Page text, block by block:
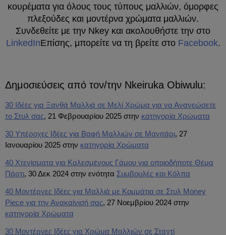
κουρέματα για όλους τους τύπους μαλλιών, όμορφες
πλεξούδες και μοντέρνα χρώματα μαλλιών.
Συνδεθείτε με την Nkey και ακολουθήστε την στο
LinkedInΕπίσης, μπορείτε να τη βρείτε στο Facebook.
Δημοσιεύσεις από τον/την Nkeiruka Obiwulu:
30 Ιδέες για Ξανθά Μαλλιά σε Μελί Χρώμα για να Ανανεώσετε
το Στυλ σας, 21 Φεβρουαρίου 2025 στην κατηγορία Χρώματα
30 Υπέροχες Ιδέες για Βαφή Μαλλιών σε Μανιτάρι, 27
Ιανουαρίου 2025 στην κατηγορία Χρώματα
40 Χτενίσματα για Καλεσμένους Γάμου για οποιοδήποτε Θέμα
Πάρτι, 30 Δεκ 2024 στην ενότητα Συμβουλές και Κόλπα
40 Μοντέρνες Ιδέες για Μαλλιά με Κομμάτια σε Στυλ Money
Piece για την Ανακαίνισή σας, 27 Νοεμβρίου 2024 στην
κατηγορία Χρώματα
30 Μοντέρνες Ιδέες για Χρώμα Μαλλιών σε Σταχτί